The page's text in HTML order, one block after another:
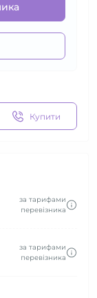
Купити
за тарифами
перевізника
за тарифами
перевізника